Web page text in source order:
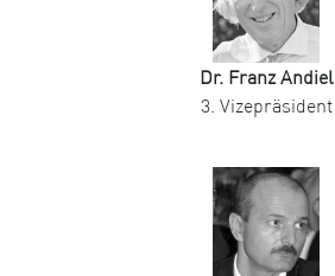
Dr. Franz Andiel
3. Vizepräsident